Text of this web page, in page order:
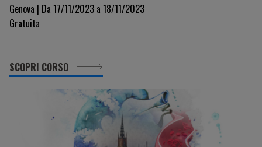
Genova | Da 17/11/2023 a 18/11/2023
Gratuita
SCOPRI CORSO